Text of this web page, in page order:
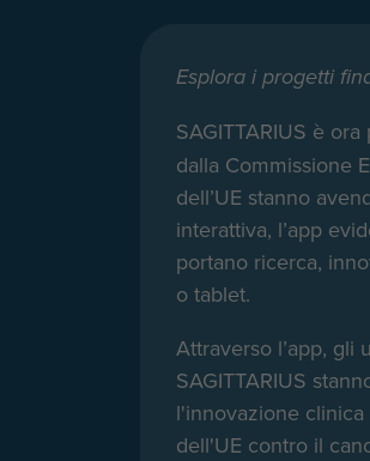
Esplora i progetti
SAGITTARIUS è
dalla Commissione
dell’UE stanno
interattiva, l’app
portano ricerca,
o tablet.
Attraverso l’app,
SAGITTARIUS
l'innovazione
dell'UE contro il